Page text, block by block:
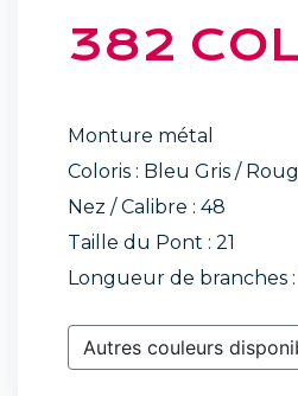
382
Monture métal
Coloris : Bleu Gris /
Nez / Calibre : 48
Taille du Pont : 21
Longueur de branches :
Autres couleurs